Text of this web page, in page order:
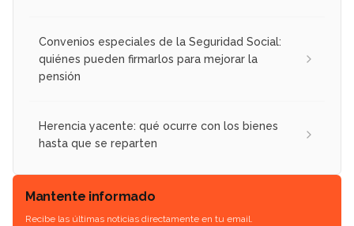
Convenios especiales de la Seguridad Social:
quiénes pueden firmarlos para mejorar la
pensión
Herencia yacente: qué ocurre con los bienes
hasta que se reparten
Mantente informado
Recibe las últimas noticias directamente en tu email.